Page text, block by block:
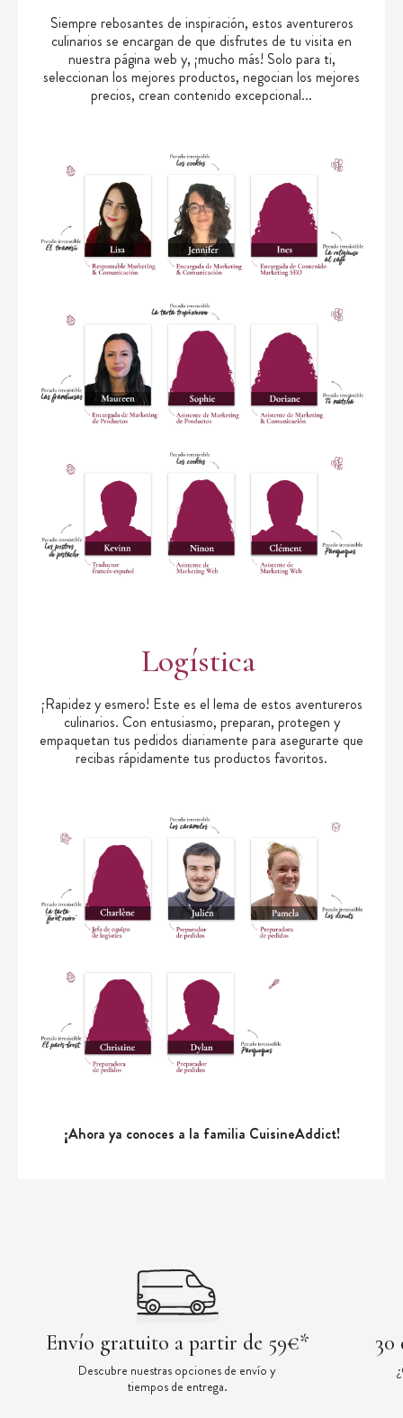
Siempre rebosantes de inspiración, estos aventureros
culinarios se encargan de que disfrutes de tu visita en
nuestra página web y, ¡mucho más! Solo para ti,
seleccionan los mejores productos, negocian los mejores
precios, crean contenido excepcional...
Logística
¡Rapidez y esmero! Este es el lema de estos aventureros
culinarios. Con entusiasmo, preparan, protegen y
empaquetan tus pedidos diariamente para asegurarte que
recibas rápidamente tus productos favoritos.
¡Ahora ya conoces a la familia CuisineAddict!
Envío gratuito a partir de 59€*
Descubre nuestras opciones de envío y
tiempos de entrega.
30